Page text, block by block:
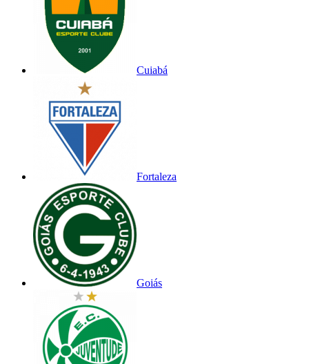
Cuiabá
Fortaleza
Goiás